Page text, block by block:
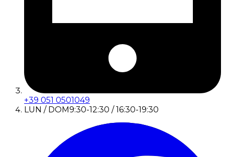
+39 051 0501049
LUN / DOM9:30-12:30 / 16:30-19:30